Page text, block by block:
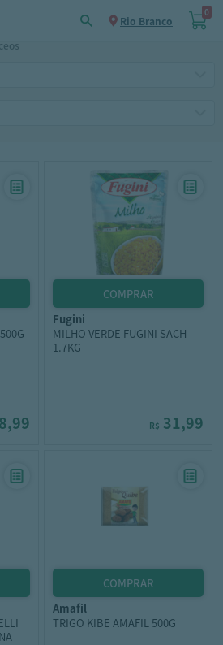
Rio Branco
0
8,99
fugini
MILHO VERDE FUGINI SACH
1.7KG
R$ 31,99
amafil
TRIGO KIBE AMAFIL 500G